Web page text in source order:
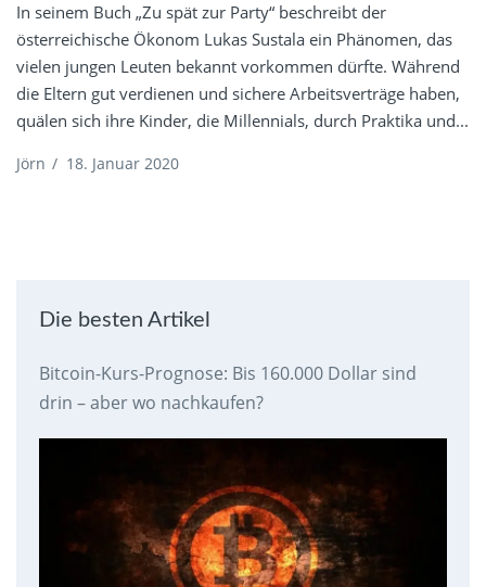
In seinem Buch „Zu spät zur Party“ beschreibt der
österreichische Ökonom Lukas Sustala ein Phänomen, das
vielen jungen Leuten bekannt vorkommen dürfte. Während
die Eltern gut verdienen und sichere Arbeitsverträge haben,
quälen sich ihre Kinder, die Millennials, durch Praktika und...
Jörn / 18. Januar 2020
Die besten Artikel
Bitcoin-Kurs-Prognose: Bis 160.000 Dollar sind
drin – aber wo nachkaufen?